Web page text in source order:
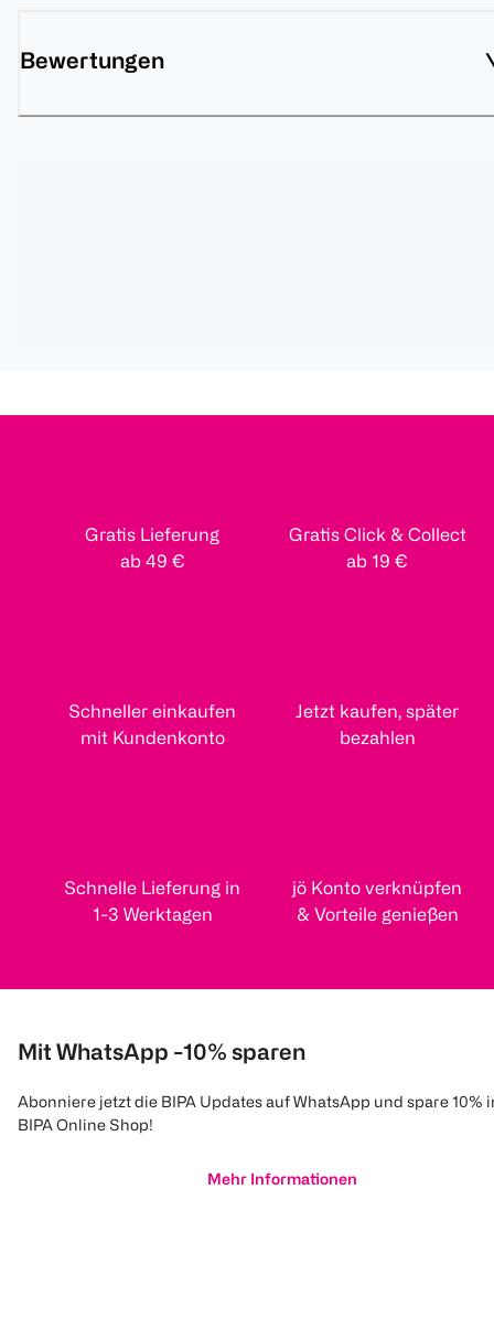
Bewertungen
Gratis Lieferung
ab 49 €
Gratis Click & Collect
ab 19 €
Schneller einkaufen
mit Kundenkonto
Jetzt kaufen, später
bezahlen
Schnelle Lieferung in
1-3 Werktagen
jö Konto verknüpfen
& Vorteile genießen
Mit WhatsApp -10% sparen
Abonniere jetzt die BIPA Updates auf WhatsApp und spare 10%
BIPA Online Shop!
Mehr Informationen